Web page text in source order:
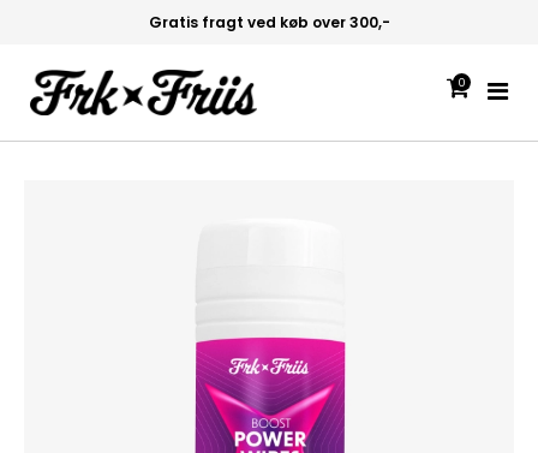
Hurtig levering 1-2 hverdage
0